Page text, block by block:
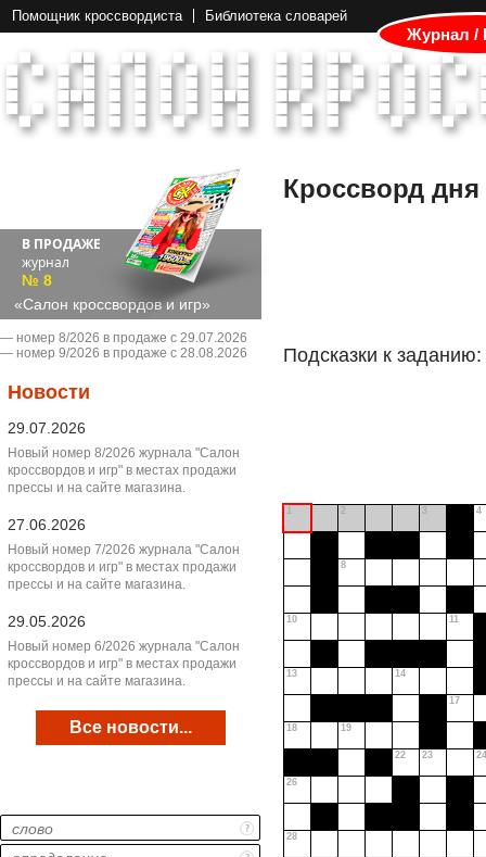
Помощник кроссвордиста Библиотека словарей
Журнал /
В ПРОДАЖЕ
журнал
№ 8
«Салон кроссвордов и игр»
― номер 8/2026 в продаже с 29.07.2026
― номер 9/2026 в продаже с 28.08.2026
Новости
29.07.2026
Новый номер 8/2026 журнала "Салон
кроссвордов и игр" в местах продажи
прессы и на сайте магазина.
27.06.2026
Новый номер 7/2026 журнала "Салон
кроссвордов и игр" в местах продажи
прессы и на сайте магазина.
29.05.2026
Новый номер 6/2026 журнала "Салон
кроссвордов и игр" в местах продажи
прессы и на сайте магазина.
Все новости...
Кроссворд дня
Подсказки к заданию:
1 2 3 4
8
10 11
13 14
17
18 19
22 23 24
26
28